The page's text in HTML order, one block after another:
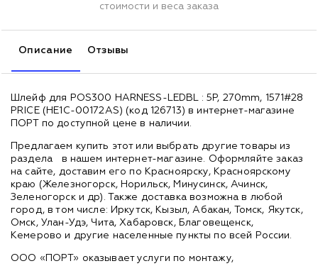
стоимости и веса заказа
Описание Отзывы
Шлейф для POS300 HARNESS-LEDBL : 5P, 270mm, 1571#28
PRICE (HE1C-00172AS) (код 126713) в интернет-магазине
ПОРТ по доступной цене в наличии.
Предлагаем купить этот или выбрать другие товары из
раздела
в нашем интернет-магазине. Оформляйте заказ
на сайте, доставим его по Красноярску, Красноярскому
краю (Железногорск, Норильск, Минусинск, Ачинск,
Зеленогорск и др). Также доставка возможна в любой
город, в том числе: Иркутск, Кызыл, Абакан, Томск, Якутск,
Омск, Улан-Удэ, Чита, Хабаровск, Благовещенск,
Кемерово и другие населенные пункты по всей России.
ООО «ПОРТ» оказывает услуги по монтажу,